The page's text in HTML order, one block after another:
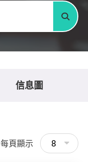
搜尋
信息圖
每頁顯示 8